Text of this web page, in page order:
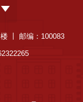
丨 邮编：100083